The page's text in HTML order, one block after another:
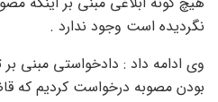
نگردیده است وجود ندارد .
وی ادامه داد : دادخواستی مبنی بر
بودن مصوبه درخواست کردیم که